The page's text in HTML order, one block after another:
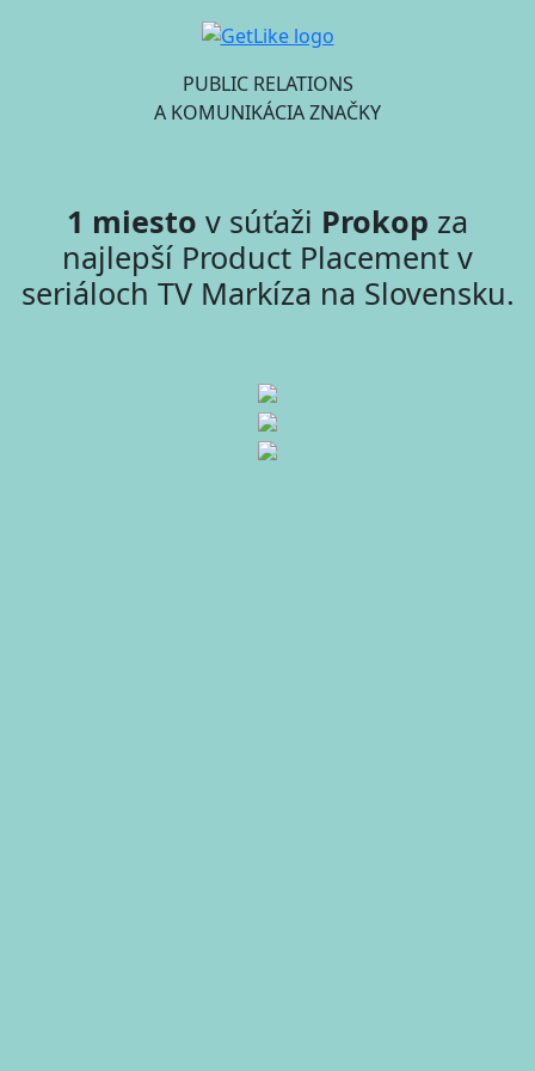
PUBLIC RELATIONS
A KOMUNIKÁCIA ZNAČKY
1 miesto v súťaži Prokop za
najlepší Product Placement v
seriáloch TV Markíza na Slovensku.